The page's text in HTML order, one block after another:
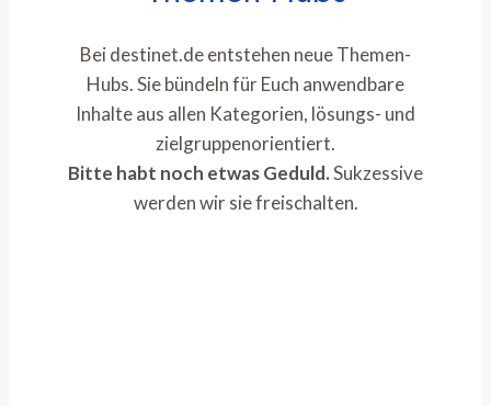
Bei destinet.de entstehen neue Themen-
Hubs. Sie bündeln für Euch anwendbare
Inhalte aus allen Kategorien, lösungs- und
zielgruppenorientiert.
Bitte habt noch etwas Geduld.Sukzessive
werden wir sie freischalten.